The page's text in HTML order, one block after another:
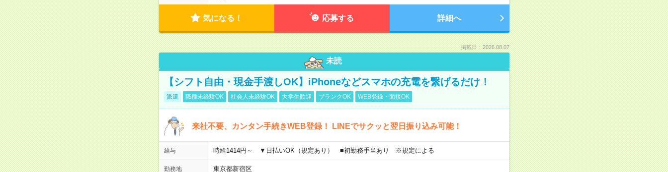
気になる！ 応募する 詳細へ
掲載日：2026.08.07
未読
【シフト自由・現金手渡しOK】iPhoneなどスマホの充電を繋げるだけ！
派遣 職種未経験OK 社会人未経験OK 大学生歓迎 ブランクOK WEB登録・面接OK
来社不要、カンタン手続きWEB登録！ LINEでサクッと翌日振り込み可能！
給与 時給1414円～ ▼日払いOK（規定あり） ■初勤務手当あり ※規定による
勤務地
東京都新宿区